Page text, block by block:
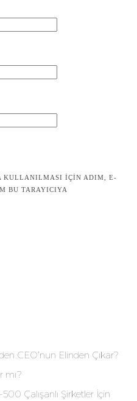
KULLANILMASI IÇIN ADIM, E-
BU TARAYICIYA
CEO’nun Elinden Çıkar?
mı?
Çalışanlı Şirketler İçin